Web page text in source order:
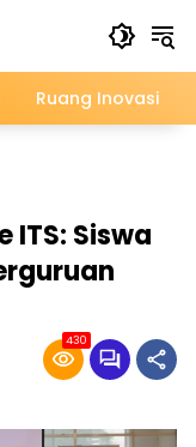
Ruang Inovasi
ITS: Siswa
430